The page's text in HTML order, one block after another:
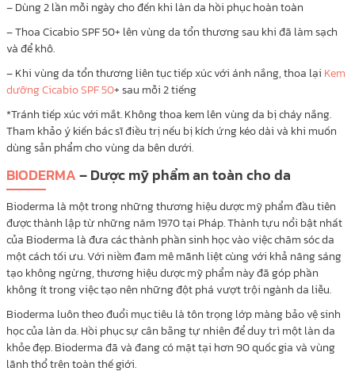
– Dùng 2 lần mỗi ngày cho đến khi làn da hồi phục hoàn toàn
– Thoa Cicabio SPF 50+ lên vùng da tổn thương sau khi đã làm sạch
và để khô.
– Khi vùng da tổn thương liên tục tiếp xúc với ánh nắng, thoa lại Kem
dưỡng Cicabio SPF 50+ sau mỗi 2 tiếng
*Tránh tiếp xúc với mắt. Không thoa kem lên vùng da bị cháy nắng.
Tham khảo ý kiến bác sĩ điều trị nếu bị kích ứng kéo dài và khi muốn
dùng sản phẩm cho vùng da bên dưới.
BIODERMA– Dược mỹ phẩm an toàn cho da
Bioderma là một trong những thương hiệu dược mỹ phẩm đầu tiên
được thành lập từ những năm 1970 tại Pháp. Thành tựu nổi bật nhất
của Bioderma là đưa các thành phần sinh học vào việc chăm sóc da
một cách tối ưu. Với niềm đam mê mãnh liệt cùng với khả năng sáng
tạo không ngừng, thương hiệu dược mỹ phẩm này đã góp phần
không ít trong việc tạo nên những đột phá vượt trội ngành da liễu.
Bioderma luôn theo đuổi mục tiêu là tôn trọng lớp màng bảo vệ sinh
học của làn da. Hồi phục sự cân bằng tự nhiên để duy trì một làn da
khỏe đẹp. Bioderma đã và đang có mặt tại hơn 90 quốc gia và vùng
lãnh thổ trên toàn thế giới.